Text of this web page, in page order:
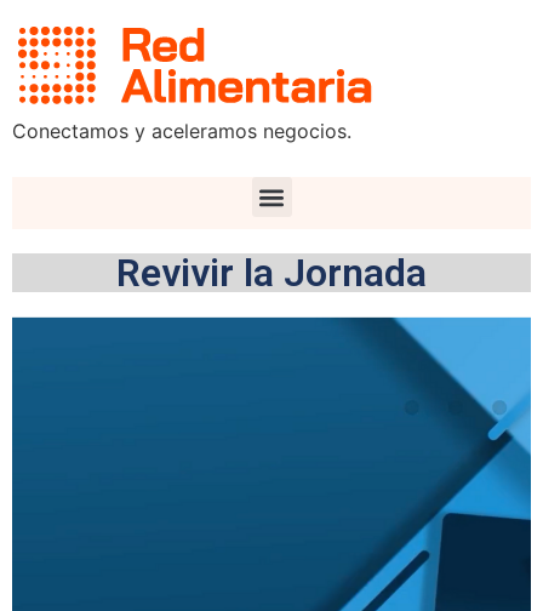
Conectamos y aceleramos negocios.
Revivir la Jornada